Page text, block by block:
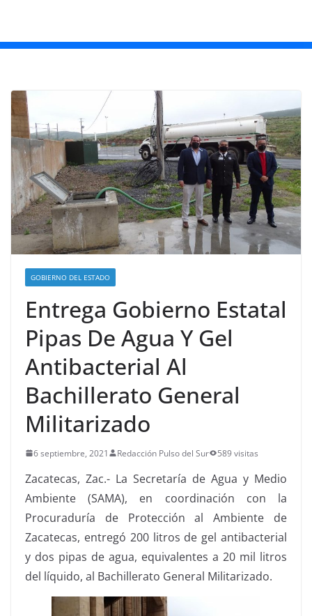
GOBIERNO DEL ESTADO
Entrega Gobierno Estatal
Pipas De Agua Y Gel
Antibacterial Al
Bachillerato General
Militarizado
6 septiembre, 2021 Redacción Pulso del Sur 589 visitas
Zacatecas, Zac.- La Secretaría de Agua y Medio
Ambiente (SAMA), en coordinación con la
Procuraduría de Protección al Ambiente de
Zacatecas, entregó 200 litros de gel antibacterial
y dos pipas de agua, equivalentes a 20 mil litros
del líquido, al Bachillerato General Militarizado.